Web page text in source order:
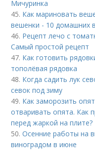
Мичуринка
45. Как мариновать
вешенки - 10 домашних
46. Рецепт лечо с
Самый простой рецепт
47. Как готовить
тополёвая рядовка
48. Когда садить лук
севок под зиму
49. Как заморозить
отваривать опята. Как
перед жаркой на плите?
50.Осенние работы на
виноградом в июне